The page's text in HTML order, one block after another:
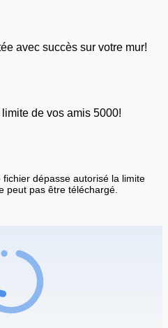
avec succès sur votre mur!
de vos amis 5000!
dépasse autorisé la limite
peut pas être téléchargé.